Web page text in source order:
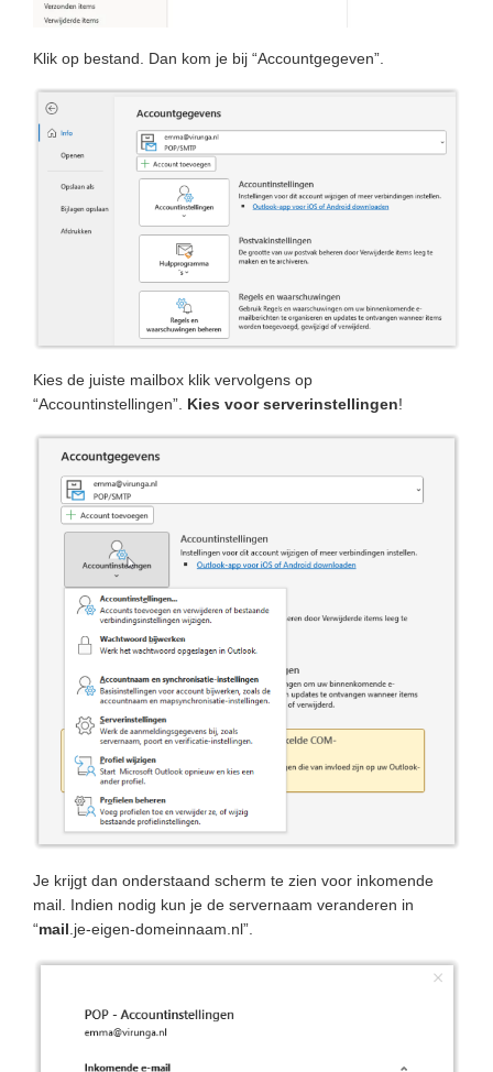
Klik op bestand. Dan kom je bij “Accountgegeven”.
Kies de juiste mailbox klik vervolgens op
“Accountinstellingen”. Kies voor serverinstellingen!
Je krijgt dan onderstaand scherm te zien voor inkomende
mail. Indien nodig kun je de servernaam veranderen in
“mail .je-eigen-domeinnaam.nl”.